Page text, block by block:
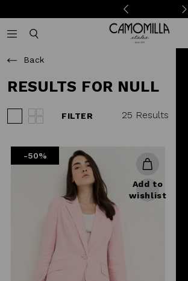
Camomilla Italia®
Back
RESULTS FOR NULL
FILTER 25 Results
-50%
Add to
wishlist